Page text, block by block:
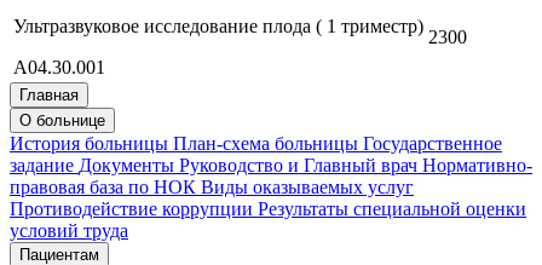
Ультразвуковое исследование плода ( 1 триместр)
А04.30.001
2300
Главная
О больнице
История больницы План-схема больницы Государственное
задание Документы Руководство и Главный врач Нормативно-
правовая база по НОК Виды оказываемых услуг
Противодействие коррупции Результаты специальной оценки
условий труда
Пациентам